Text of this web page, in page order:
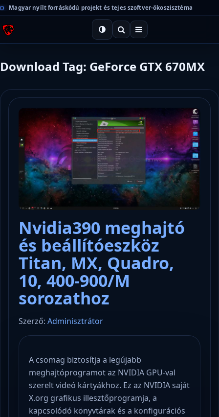
Magyar nyílt forráskódú projekt és tejes szoftver-ökoszisztéma
Download Tag: GeForce GTX 670MX
Nvidia390 meghajtó
és beállítóeszköz
Titan, MX, Quadro,
10, 400-900/M
sorozathoz
Szerző: Adminisztrátor
A csomag biztosítja a legújabb
meghajtóprogramot az NVIDIA GPU-val
szerelt videó kártyákhoz. Ez az NVIDIA saját
X.org grafikus illesztőprogramja, a
kapcsolódó könyvtárak és a konfigurációs